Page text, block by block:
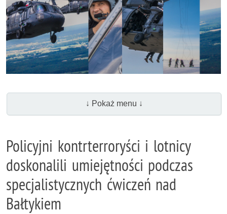
↓ Pokaż menu ↓
Policyjni kontrterroryści i lotnicy
doskonalili umiejętności podczas
specjalistycznych ćwiczeń nad
Bałtykiem